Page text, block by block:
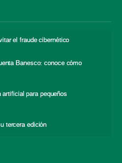
el fraude cibernético
Banesco: conoce cómo
para pequeños
tercera edición